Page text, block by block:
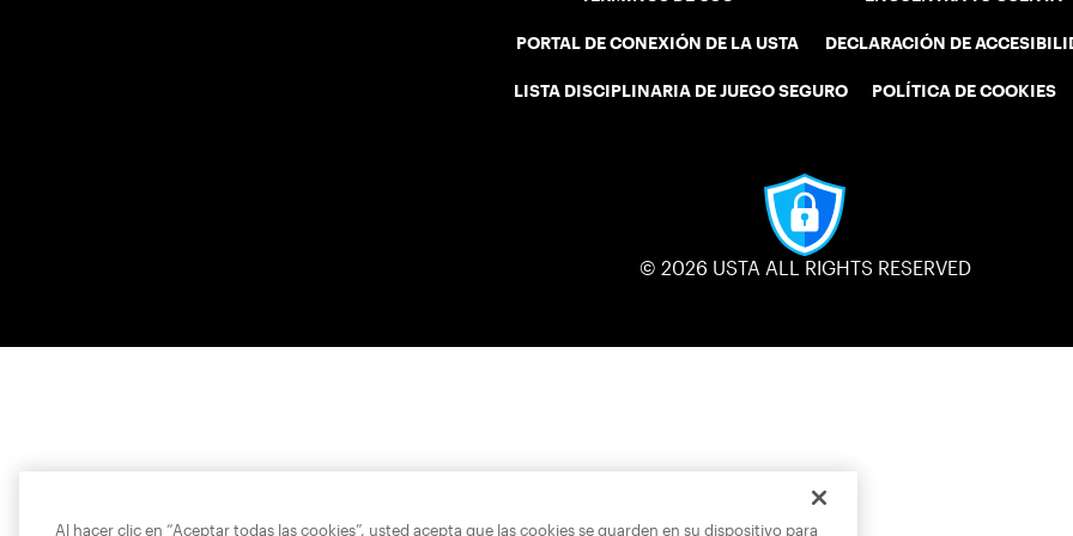
PORTAL DE CONEXIÓN DE LA USTA
LISTA DISCIPLINARIA DE JUEGO SEGURO
DECLARACIÓN DE
POLÍTICA DE COOKIES
© 2026 USTA ALL RIGHTS RESERVED
Al hacer clic en “Aceptar todas las cookies”, usted acepta que las cookies se guarden en su dispositivo para